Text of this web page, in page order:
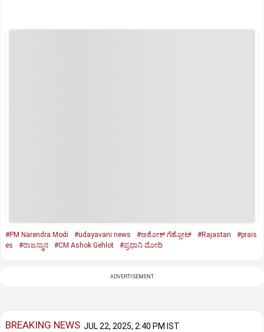
#PM Narendra Modi #udayavani news #ಅಶೋಕ್‌ ಗೆಹ್ಲೋಟ್‌ #Rajastan
#prais
es
#ರಾಜಸ್ಥಾನ #CM Ashok Gehlot #ಪ್ರಧಾನಿ ಮೋದಿ
ADVERTISEMENT
BREAKING NEWS JUL 22, 2025, 2:40 PM IST